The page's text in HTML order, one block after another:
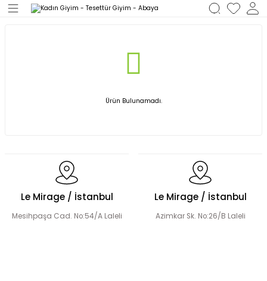
Geri Dön
Ürün Bulunamadı.
Le Mirage / İstanbul
Mesihpaşa Cad. No:54/A Laleli
Le Mirage / İstanbul
Azimkar Sk. No:26/B Laleli